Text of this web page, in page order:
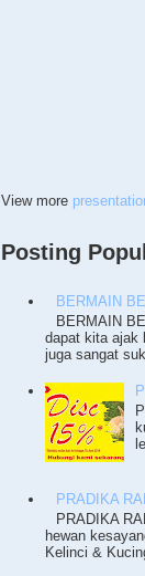
View more
Posting
BERMAIN
BERMAIN
dapat kita ajak
juga sangat
PRADIKA
PRADIKA
hewan
Kelinci &